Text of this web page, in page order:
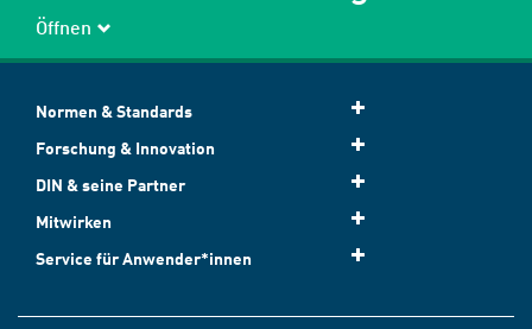
Öffnen
Normen & Standards
Forschung & Innovation
DIN & seine Partner
Mitwirken
Service für Anwender*innen